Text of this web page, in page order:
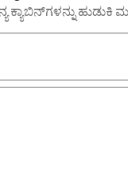
ಕ್ಯಾಬಿನ್‌ಗಳನ್ನು ಹುಡುಕಿ
ಅಪ್ ಮತ್ತು ಡೌನ್